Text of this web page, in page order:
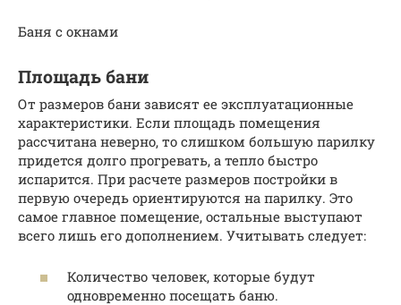
Баня с окнами
Площадь бани
От размеров бани зависят ее эксплуатационные
характеристики. Если площадь помещения
рассчитана неверно, то слишком большую парилку
придется долго прогревать, а тепло быстро
испарится. При расчете размеров постройки в
первую очередь ориентируются на парилку. Это
самое главное помещение, остальные выступают
всего лишь его дополнением. Учитывать следует:
Количество человек, которые будут
одновременно посещать баню.